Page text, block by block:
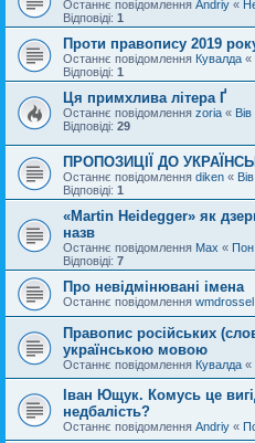
Останнє повідомлення Andriy «
Відповіді: 1
Проти правопису 2019
Останнє повідомлення Кувалда «
Відповіді: 1
Ця примхлива літера Ґ
Останнє повідомлення zoria «
Відповіді: 29
ПРОПОЗИЦІЇ ДО
Останнє повідомлення diken «
Відповіді: 1
«Martin Heidegger» як
назв
Останнє повідомлення Max «
Відповіді: 7
Про невідмінювані імена
Останнє повідомлення wmdrossel
Правопис російських
українською мовою
Останнє повідомлення Кувалда «
Іван Ющук. Комусь це
недбалість?
Останнє повідомлення Andriy «